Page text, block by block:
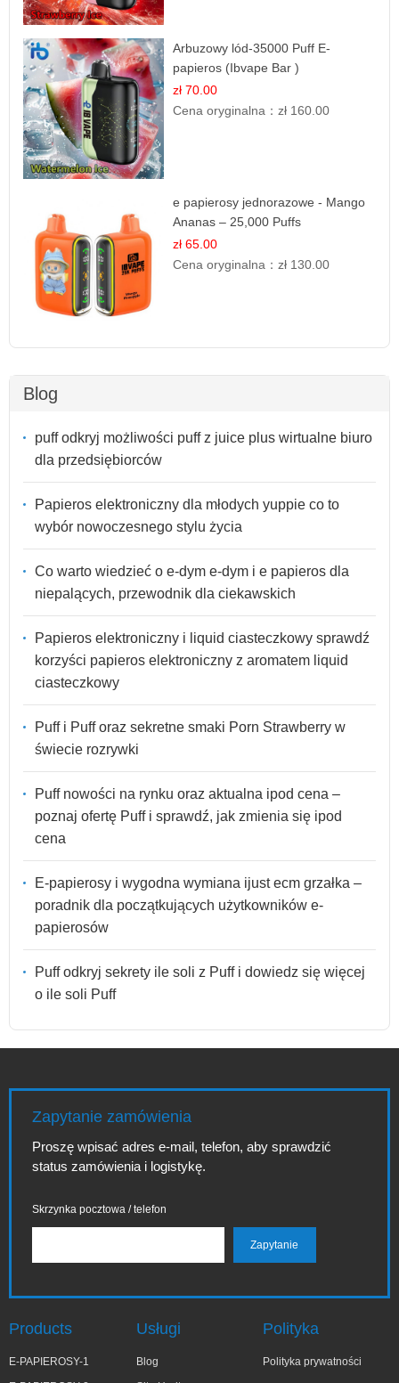
Arbuzowy lód-35000 Puff E-
papieros (Ibvape Bar )
zł 70.00
Cena oryginalna：zł 160.00
e papierosy jednorazowe - Mango
Ananas – 25,000 Puffs
zł 65.00
Cena oryginalna：zł 130.00
Blog
puff odkryj możliwości puff z juice plus wirtualne biuro
dla przedsiębiorców
Papieros elektroniczny dla młodych yuppie co to
wybór nowoczesnego stylu życia
Co warto wiedzieć o e-dym e-dym i e papieros dla
niepalących, przewodnik dla ciekawskich
Papieros elektroniczny i liquid ciasteczkowy sprawdź
korzyści papieros elektroniczny z aromatem liquid
ciasteczkowy
Puff i Puff oraz sekretne smaki Porn Strawberry w
świecie rozrywki
Puff nowości na rynku oraz aktualna ipod cena –
poznaj ofertę Puff i sprawdź, jak zmienia się ipod
cena
E-papierosy i wygodna wymiana ijust ecm grzałka –
poradnik dla początkujących użytkowników e-
papierosów
Puff odkryj sekrety ile soli z Puff i dowiedz się więcej
o ile soli Puff
Zapytanie zamówienia
Proszę wpisać adres e-mail, telefon, aby sprawdzić
status zamówienia i logistykę.
Skrzynka pocztowa / telefon
Products
E-PAPIEROSY-1
Usługi
Blog
Polityka
Polityka prywatności